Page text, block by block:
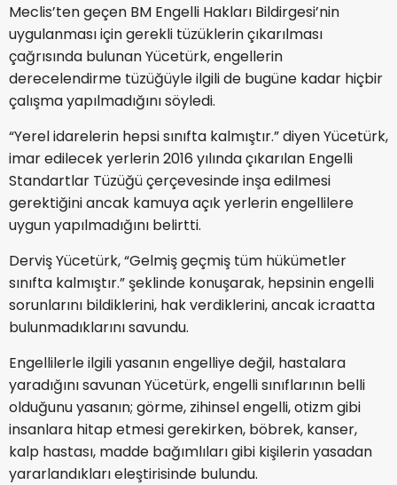
Meclis’ten geçen BM Engelli Hakları Bildirgesi’nin
uygulanması için gerekli tüzüklerin çıkarılması
çağrısında bulunan Yücetürk, engellerin
derecelendirme tüzüğüyle ilgili de bugüne kadar hiçbir
çalışma yapılmadığını söyledi.
“Yerel idarelerin hepsi sınıfta kalmıştır.” diyen Yücetürk,
imar edilecek yerlerin 2016 yılında çıkarılan Engelli
Standartlar Tüzüğü çerçevesinde inşa edilmesi
gerektiğini ancak kamuya açık yerlerin engellilere
uygun yapılmadığını belirtti.
Derviş Yücetürk, “Gelmiş geçmiş tüm hükümetler
sınıfta kalmıştır.” şeklinde konuşarak, hepsinin engelli
sorunlarını bildiklerini, hak verdiklerini, ancak icraatta
bulunmadıklarını savundu.
Engellilerle ilgili yasanın engelliye değil, hastalara
yaradığını savunan Yücetürk, engelli sınıflarının belli
olduğunu yasanın; görme, zihinsel engelli, otizm gibi
insanlara hitap etmesi gerekirken, böbrek, kanser,
kalp hastası, madde bağımlıları gibi kişilerin yasadan
yararlandıkları eleştirisinde bulundu.